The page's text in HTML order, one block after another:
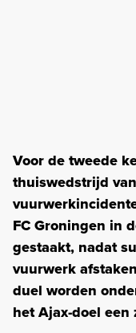
Voor de tweede
thuiswedstrijd
FC Groningen in
gestaakt, nadat
vuurwerk
duel worden
het Ajax-doel